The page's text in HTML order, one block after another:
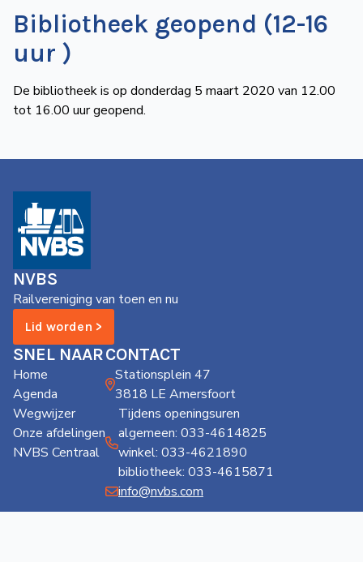
Bibliotheek geopend (12-16
uur )
De bibliotheek is op donderdag 5 maart 2020 van 12.00
tot 16.00 uur geopend.
NVBS
Railvereniging van toen en nu
Lid worden >
SNEL NAAR
Home
Agenda
Wegwijzer
Onze afdelingen
NVBS Centraal
CONTACT
Stationsplein 47
3818 LE Amersfoort
Tijdens openingsuren
algemeen: 033-4614825
winkel: 033-4621890
bibliotheek: 033-4615871
info@nvbs.com